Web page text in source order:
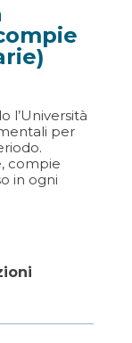
l’Università
per
compie
in ogni